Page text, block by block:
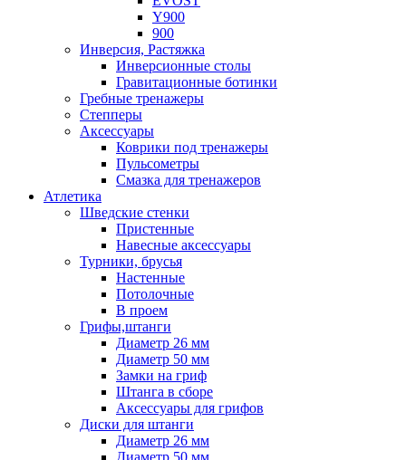
Y900
900
Инверсия, Растяжка
Инверсионные столы
Гравитационные ботинки
Гребные тренажеры
Степперы
Аксессуары
Коврики под тренажеры
Пульсометры
Смазка для тренажеров
Атлетика
Шведские стенки
Пристенные
Навесные аксессуары
Турники, брусья
Настенные
Потолочные
В проем
Грифы,штанги
Диаметр 26 мм
Диаметр 50 мм
Замки на гриф
Штанга в сборе
Аксессуары для грифов
Диски для штанги
Диаметр 26 мм
Диаметр 50 мм